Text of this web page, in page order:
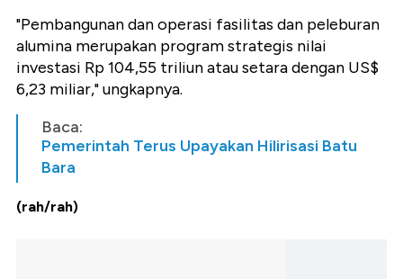
"Pembangunan dan operasi fasilitas dan peleburan
alumina merupakan program strategis nilai
investasi Rp 104,55 triliun atau setara dengan US$
6,23 miliar," ungkapnya.
Baca:
Pemerintah Terus Upayakan Hilirisasi Batu
Bara
(rah/rah)